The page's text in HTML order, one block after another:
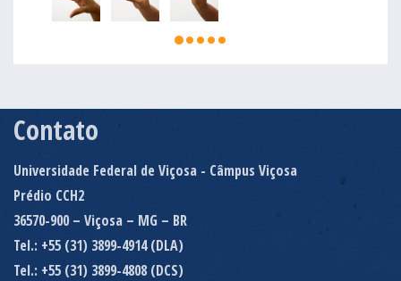
Contato
Universidade Federal de Viçosa - Câmpus Viçosa
Prédio CCH2
36570-900 – Viçosa – MG – BR
Tel.: +55 (31) 3899-4914 (DLA)
Tel.: +55 (31) 3899-4808 (DCS)